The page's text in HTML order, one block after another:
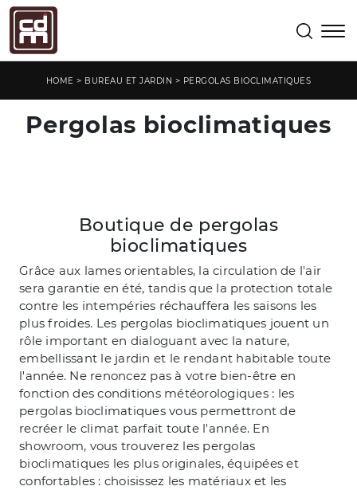
HOME > BUREAU ET JARDIN > PERGOLAS BIOCLIMATIQUES
Pergolas bioclimatiques
Boutique de pergolas
bioclimatiques
Grâce aux lames orientables, la circulation de l'air
sera garantie en été, tandis que la protection totale
contre les intempéries réchauffera les saisons les
plus froides. Les pergolas bioclimatiques jouent un
rôle important en dialoguant avec la nature,
embellissant le jardin et le rendant habitable toute
l'année. Ne renoncez pas à votre bien-être en
fonction des conditions météorologiques : les
pergolas bioclimatiques vous permettront de
recréer le climat parfait toute l'année. En
showroom, vous trouverez les pergolas
bioclimatiques les plus originales, équipées et
confortables : choisissez les matériaux et les